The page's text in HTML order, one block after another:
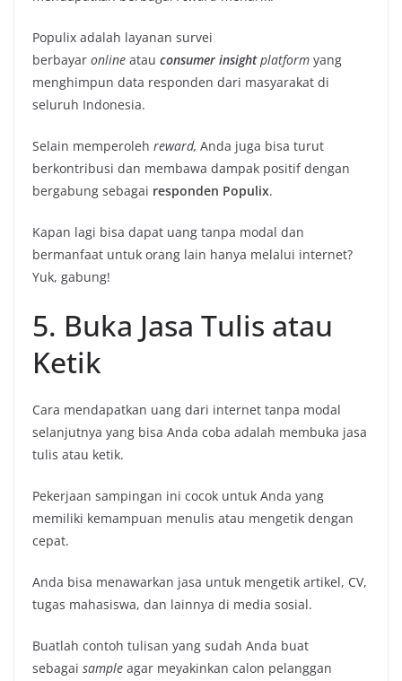
Populix adalah layanan survei
berbayar online atau consumer insightplatform yang
menghimpun data responden dari masyarakat di
seluruh Indonesia.
Selain memperoleh reward, Anda juga bisa turut
berkontribusi dan membawa dampak positif dengan
bergabung sebagai responden Populix.
Kapan lagi bisa dapat uang tanpa modal dan
bermanfaat untuk orang lain hanya melalui internet?
Yuk, gabung!
5. Buka Jasa Tulis atau
Ketik
Cara mendapatkan uang dari internet tanpa modal
selanjutnya yang bisa Anda coba adalah membuka jasa
tulis atau ketik.
Pekerjaan sampingan ini cocok untuk Anda yang
memiliki kemampuan menulis atau mengetik dengan
cepat.
Anda bisa menawarkan jasa untuk mengetik artikel, CV,
tugas mahasiswa, dan lainnya di media sosial.
Buatlah contoh tulisan yang sudah Anda buat
sebagai sample agar meyakinkan calon pelanggan